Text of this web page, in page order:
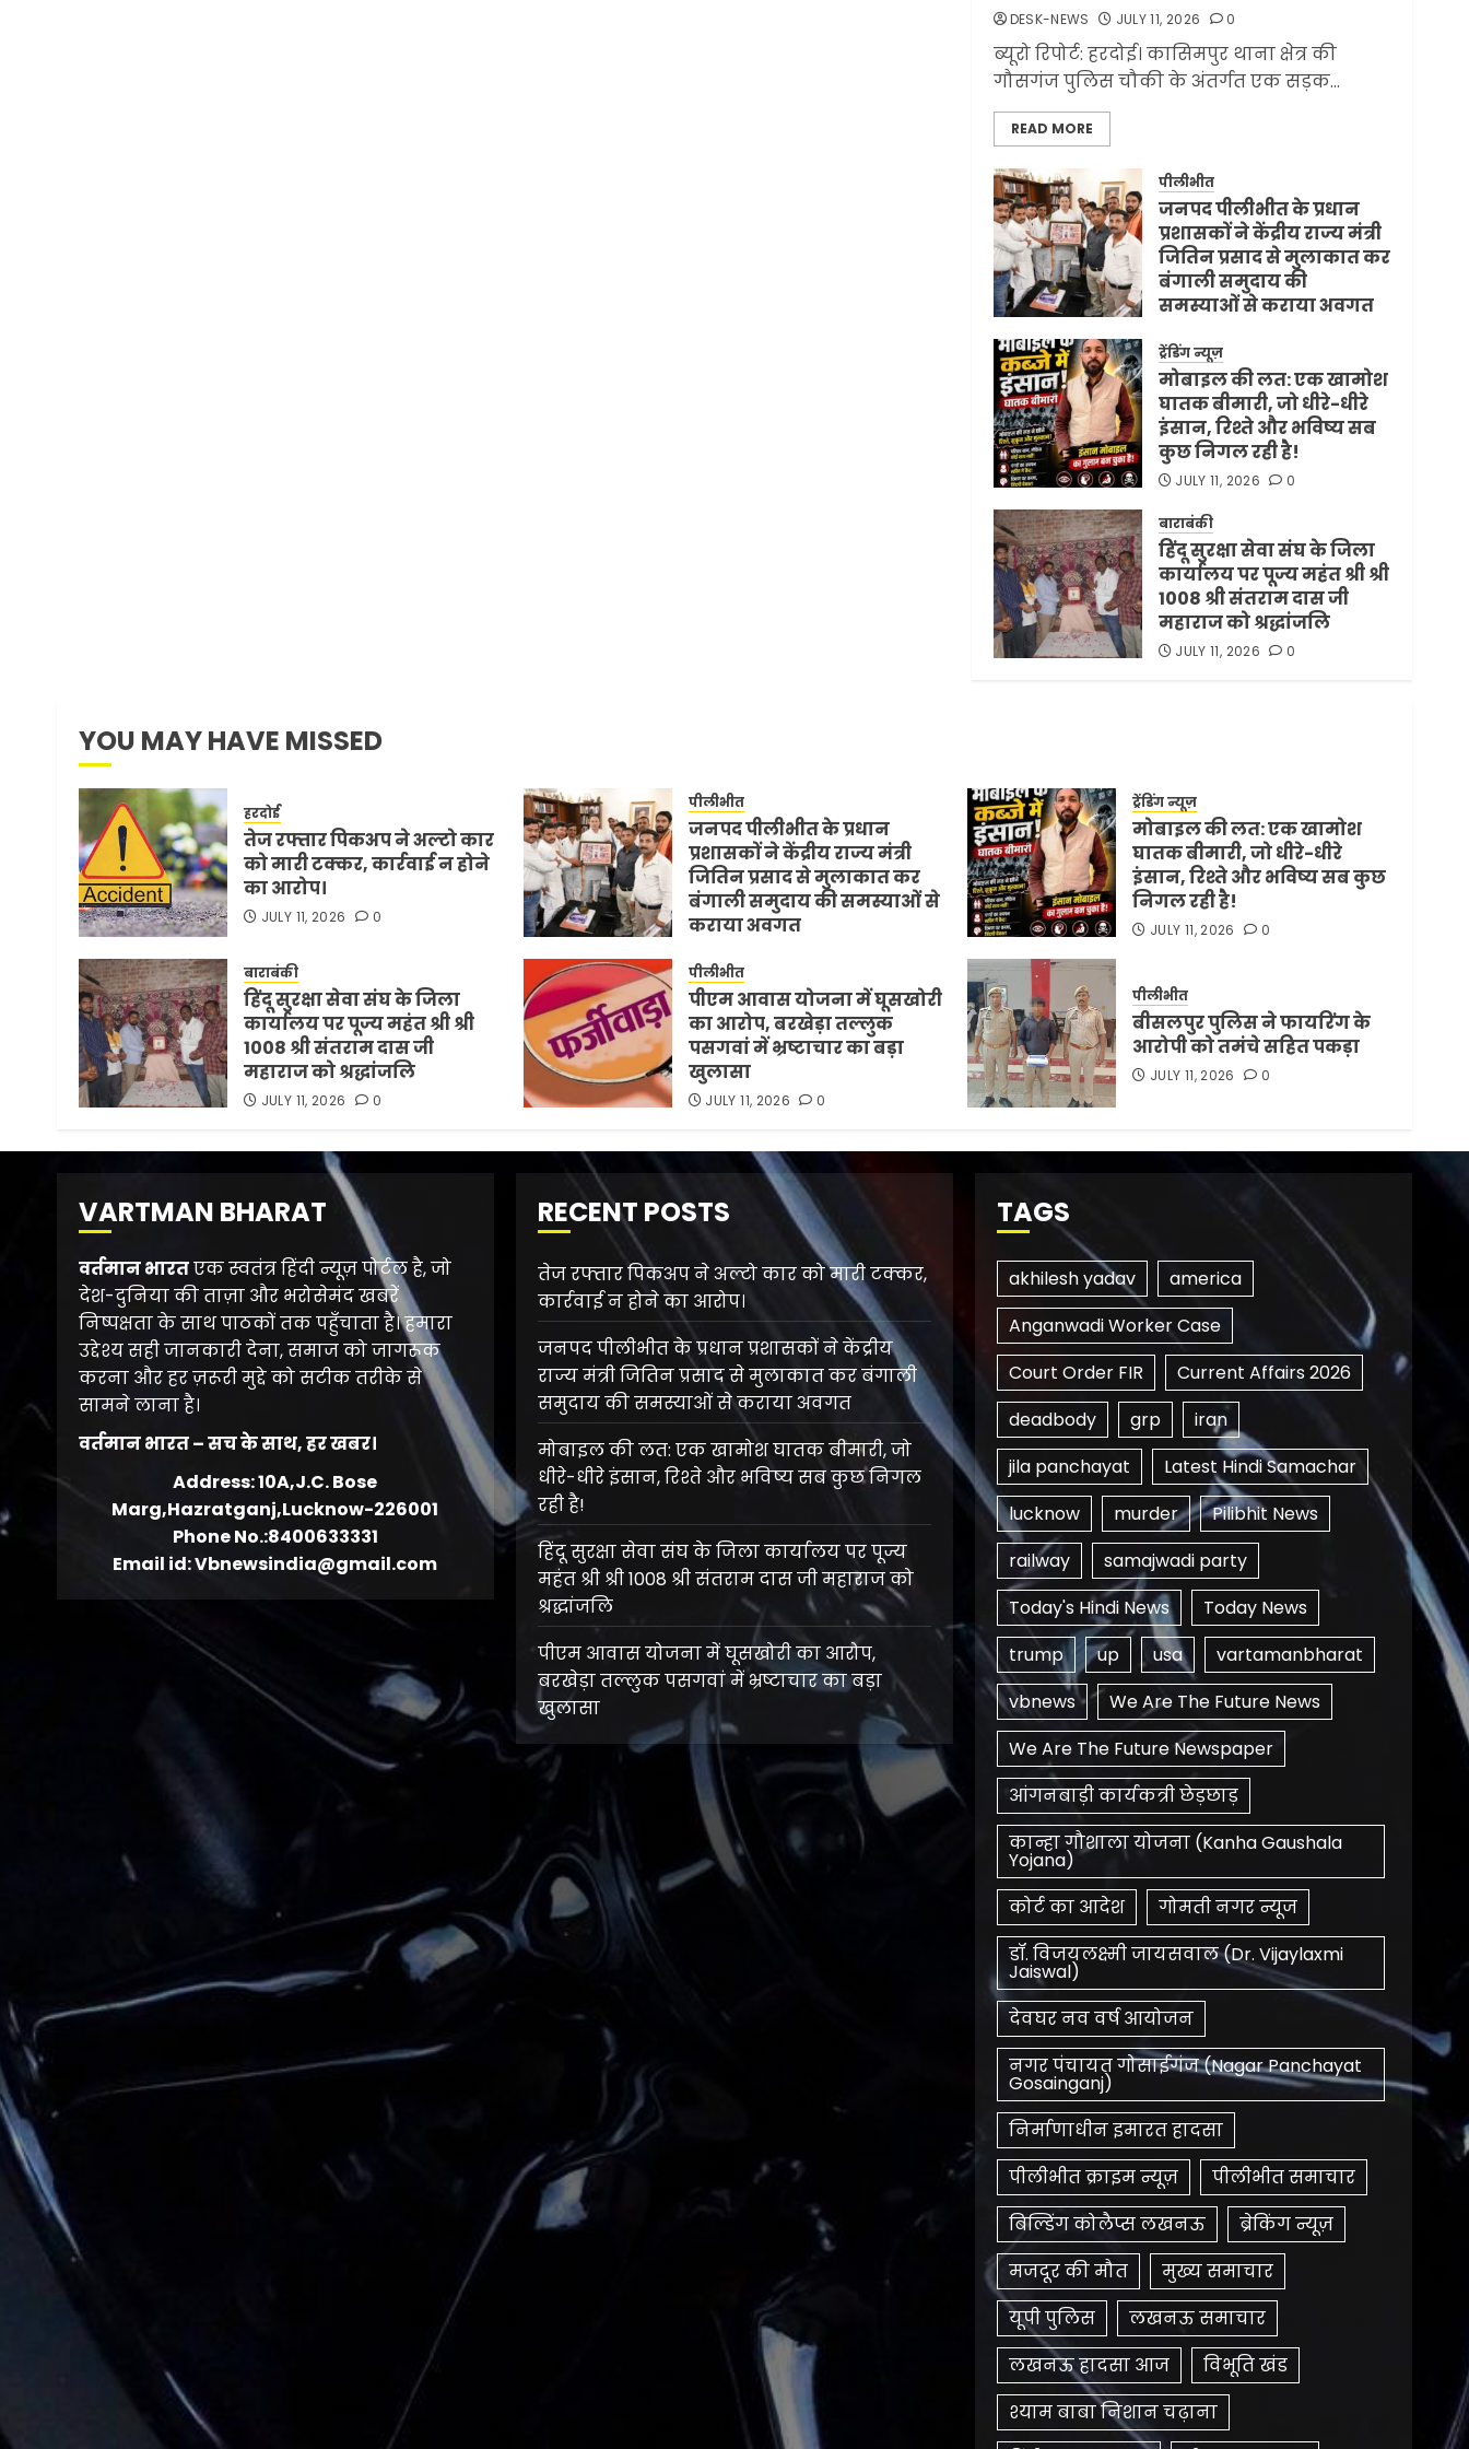
JUNE 1, 2026
3
लेख
वेतन, फिर जनता से अभद्र
व्यवहार क्यों?
JUNE 1, 2026 0
4
ट्रेंडिंग न्यूज़ विदेश
अमेरिका ने फिर से ईरान को
युद्ध समाप्त करने के लिए
भेजी अपनी 5 शर्तें
MAY 18, 2026 0
5
टॉप न्यूज़ ट्रेंडिंग न्यूज़
भारत-अमेरिका व्यापार
FEBRUARY 3, 2026
DESK-NEWS JULY 11, 2026 0
ब्यूरो रिपोर्ट: हरदोई। कासिमपुर थाना क्षेत्र की
गौसगंज पुलिस चौकी के अंतर्गत एक सड़क...
READ MORE
पीलीभीत
जनपद पीलीभीत के प्रधान
प्रशासकों ने केंद्रीय राज्य मंत्री
जितिन प्रसाद से मुलाकात कर
बंगाली समुदाय की
समस्याओं से कराया अवगत
ट्रेंडिंग न्यूज़
मोबाइल की लत: एक खामोश
घातक बीमारी, जो धीरे-धीरे
इंसान, रिश्ते और भविष्य सब
कुछ निगल रही है!
JULY 11, 2026 0
बाराबंकी
हिंदू सुरक्षा सेवा संघ के जिला
कार्यालय पर पूज्य महंत श्री श्री
1008 श्री संतराम दास जी
महाराज को श्रद्धांजलि
JULY 11, 2026 0
YOU MAY HAVE MISSED
हरदोई
तेज रफ्तार पिकअप ने अल्टो कार
को मारी टक्कर, कार्रवाई न होने
का आरोप।
JULY 11, 2026 0
पीलीभीत
जनपद पीलीभीत के प्रधान
प्रशासकों ने केंद्रीय राज्य मंत्री
जितिन प्रसाद से मुलाकात कर
बंगाली समुदाय की समस्याओं से
कराया अवगत
ट्रेंडिंग न्यूज़
मोबाइल की लत: एक खामोश
घातक बीमारी, जो धीरे-धीरे
इंसान, रिश्ते और भविष्य सब कुछ
निगल रही है!
JULY 11, 2026 0
बाराबंकी
हिंदू सुरक्षा सेवा संघ के जिला
कार्यालय पर पूज्य महंत श्री श्री
1008 श्री संतराम दास जी
महाराज को श्रद्धांजलि
JULY 11, 2026 0
पीलीभीत
पीएम आवास योजना में घूसखोरी
का आरोप, बरखेड़ा तल्लुक
पसगवां में भ्रष्टाचार का बड़ा
खुलासा
JULY 11, 2026 0
पीलीभीत
बीसलपुर पुलिस ने फायरिंग के
आरोपी को तमंचे सहित पकड़ा
JULY 11, 2026 0
VARTMAN BHARAT
वर्तमान भारतएक स्वतंत्र हिंदी न्यूज़ पोर्टल है, जो
देश-दुनिया की ताज़ा और भरोसेमंद खबरें
निष्पक्षता के साथ पाठकों तक पहुँचाता है। हमारा
उद्देश्य सही जानकारी देना, समाज को जागरूक
करना और हर ज़रूरी मुद्दे को सटीक तरीके से
सामने लाना है।
वर्तमान भारत – सच के साथ, हर खबर।
Address: 10A,J.C. Bose
Marg,Hazratganj,Lucknow-226001
Phone No.:8400633331
Email id: Vbnewsindia@gmail.com
RECENT POSTS
तेज रफ्तार पिकअप ने अल्टो कार को मारी टक्कर,
कार्रवाई न होने का आरोप।
जनपद पीलीभीत के प्रधान प्रशासकों ने केंद्रीय
राज्य मंत्री जितिन प्रसाद से मुलाकात कर बंगाली
समुदाय की समस्याओं से कराया अवगत
मोबाइल की लत: एक खामोश घातक बीमारी, जो
धीरे-धीरे इंसान, रिश्ते और भविष्य सब कुछ निगल
रही है!
हिंदू सुरक्षा सेवा संघ के जिला कार्यालय पर पूज्य
महंत श्री श्री 1008 श्री संतराम दास जी महाराज को
श्रद्धांजलि
पीएम आवास योजना में घूसखोरी का आरोप,
बरखेड़ा तल्लुक पसगवां में भ्रष्टाचार का बड़ा
खुलासा
TAGS
akhilesh yadav
america
Anganwadi Worker Case
Court Order FIR
Current Affairs 2026
deadbody
grp
iran
jila panchayat
Latest Hindi Samachar
lucknow
murder
Pilibhit News
railway
samajwadi party
Today's Hindi News
Today News
trump
up usa
vartamanbharat
vbnews
We Are The Future News
We Are The Future Newspaper
आंगनबाड़ी कार्यकत्री छेड़छाड़
कान्हा गौशाला योजना (Kanha Gaushala
Yojana)
कोर्ट का आदेश
गोमती नगर न्यूज
डॉ. विजयलक्ष्मी जायसवाल (Dr. Vijaylaxmi
Jaiswal)
देवघर नव वर्ष आयोजन
नगर पंचायत गोसाईगंज (Nagar Panchayat
Gosainganj)
निर्माणाधीन इमारत हादसा
पीलीभीत क्राइम न्यूज़
पीलीभीत समाचार
बिल्डिंग कोलैप्स लखनऊ
ब्रेकिंग न्यूज़
मजदूर की मौत
मुख्य समाचार
यूपी पुलिस
लखनऊ समाचार
लखनऊ हादसा आज
विभूति खंड
श्याम बाबा निशान चढ़ाना